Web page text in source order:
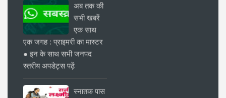
अब तक की
सभी खबरें
एक साथ
एक जगह : प्राइमरी का मास्टर
● इन के साथ सभी जनपद
स्तरीय अपडेट्स पढ़ें
स्नातक पास